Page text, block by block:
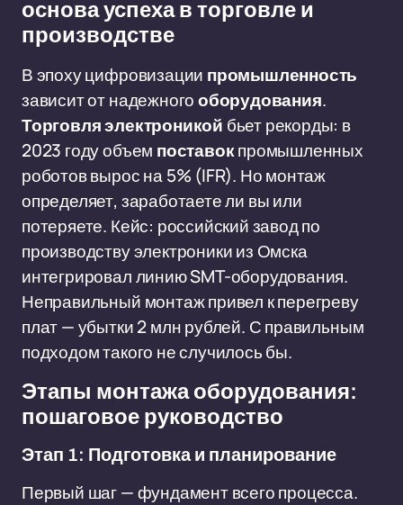
основа успеха в торговле и
производстве
В эпоху цифровизации промышленность
зависит от надежногооборудования.
Торговляэлектроникой бьет рекорды: в
2023 году объем поставокпромышленных
роботов вырос на 5% (IFR). Но монтаж
определяет, заработаете ли вы или
потеряете. Кейс: российский завод по
производству электроники из Омска
интегрировал линию SMT-оборудования.
Неправильный монтаж привел к перегреву
плат — убытки 2 млн рублей. С правильным
подходом такого не случилось бы.
Этапы монтажа оборудования:
пошаговое руководство
Этап 1: Подготовка и планирование
Первый шаг — фундамент всего процесса.